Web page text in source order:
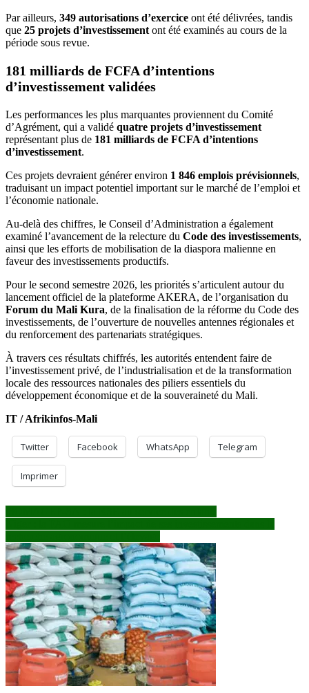
Par ailleurs, 349 autorisations d’exercice ont été délivrées, tandis
que 25 projets d’investissement ont été examinés au cours de la
période sous revue.
181 milliards de FCFA d’intentions
d’investissement validées
Les performances les plus marquantes proviennent du Comité
d’Agrément, qui a validé quatre projets d’investissement
représentant plus de 181 milliards de FCFA d’intentions
d’investissement.
Ces projets devraient générer environ 1 846 emplois prévisionnels,
traduisant un impact potentiel important sur le marché de l’emploi et
l’économie nationale.
Au-delà des chiffres, le Conseil d’Administration a également
examiné l’avancement de la relecture du Code des investissements,
ainsi que les efforts de mobilisation de la diaspora malienne en
faveur des investissements productifs.
Pour le second semestre 2026, les priorités s’articulent autour du
lancement officiel de la plateforme AKERA, de l’organisation du
Forum du Mali Kura, de la finalisation de la réforme du Code des
investissements, de l’ouverture de nouvelles antennes régionales et
du renforcement des partenariats stratégiques.
À travers ces résultats chiffrés, les autorités entendent faire de
l’investissement privé, de l’industrialisation et de la transformation
locale des ressources nationales des piliers essentiels du
développement économique et de la souveraineté du Mali.
IT / Afrikinfos-Mali
Twitter Facebook WhatsApp Telegram
Imprimer
Navigation
de
l’article